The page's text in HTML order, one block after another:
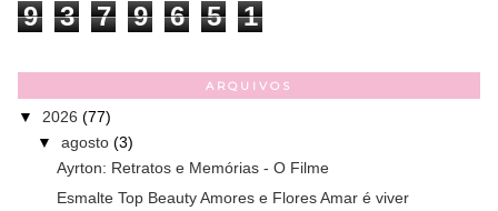
9 3 7 9 6 5 1
ARQUIVOS
▼ 2026 (77)
▼ agosto (3)
Ayrton: Retratos e Memórias - O Filme
Esmalte Top Beauty Amores e Flores Amar é viver